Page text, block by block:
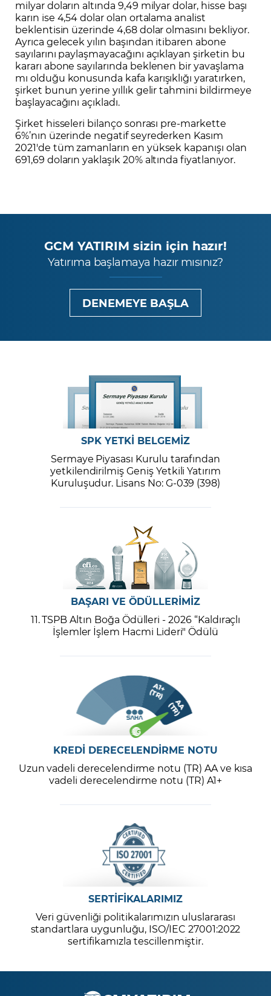
milyar doların altında 9,49 milyar dolar, hisse başı
karın ise 4,54 dolar olan ortalama analist
beklentisin üzerinde 4,68 dolar olmasını bekliyor.
Ayrıca gelecek yılın başından itibaren abone
sayılarını paylaşmayacağını açıklayan şirketin bu
kararı abone sayılarında beklenen bir yavaşlama
mı olduğu konusunda kafa karışıklığı yaratırken,
şirket bunun yerine yıllık gelir tahmini bildirmeye
başlayacağını açıkladı.
Şirket hisseleri bilanço sonrası pre-markette
6%’nın üzerinde negatif seyrederken Kasım
2021'de tüm zamanların en yüksek kapanışı olan
691,69 doların yaklaşık 20% altında fiyatlanıyor.
GCM YATIRIM sizin için hazır!
Yatırıma başlamaya hazır mısınız?
DENEMEYE BAŞLA
SPK YETKİ BELGEMİZ
Sermaye Piyasası Kurulu tarafından
yetkilendirilmiş Geniş Yetkili Yatırım
Kuruluşudur. Lisans No: G-039 (398)
BAŞARI VE ÖDÜLLERİMİZ
11. TSPB Altın Boğa Ödülleri - 2026 “Kaldıraçlı
İşlemler İşlem Hacmi Lideri" Ödülü
KREDİ DERECELENDİRME NOTU
Uzun vadeli derecelendirme notu (TR) AA ve kısa
vadeli derecelendirme notu (TR) A1+
SERTİFİKALARIMIZ
Veri güvenliği politikalarımızın uluslararası
standartlara uygunluğu, ISO/IEC 27001:2022
sertifikamızla tescillenmiştir.